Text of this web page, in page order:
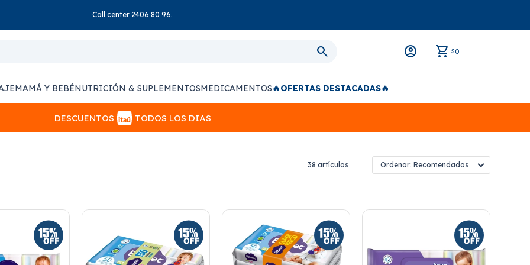
Call center 2406 80 96.
$0
MAMÁ Y BEBÉNUTRICIÓN & SUPLEMENTOSMEDICAMENTOS🔥OFERTAS DESTACADAS🔥
DESCUENTOS TODOS LOS DIAS
38 artículos Recomendados